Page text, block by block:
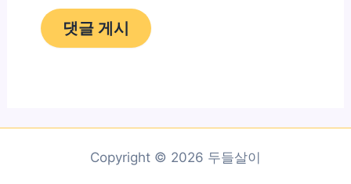
Copyright © 2026 두들살이